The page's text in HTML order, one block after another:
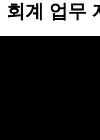
계 업무